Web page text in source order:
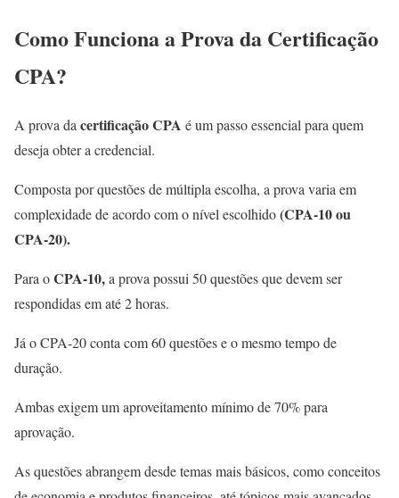
Como Funciona a Prova da Certificação
CPA?
A prova da certificação CPA é um passo essencial para quem
deseja obter a credencial.
Composta por questões de múltipla escolha, a prova varia em
complexidade de acordo com o nível escolhido(CPA-10 ou
CPA-20).
Para oCPA-10,a prova possui 50 questões que devem ser
respondidas em até 2 horas.
Já o CPA-20 conta com 60 questões e o mesmo tempo de
duração.
Ambas exigem um aproveitamento mínimo de 70% para
aprovação.
As questões abrangem desde temas mais básicos, como conceitos